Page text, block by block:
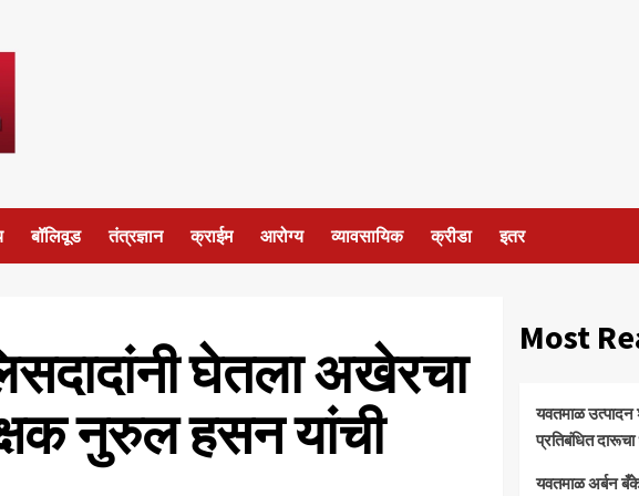
बॉलिवूड तंत्रज्ञान क्राईम आरोग्य व्यावसायिक क्रीडा इतर
घेतला अखेरचा
नुरुल हसन यांची
Most
यवतमाळ उत्पादन
प्रतिबंधित
​यवतमाळ अर्बन